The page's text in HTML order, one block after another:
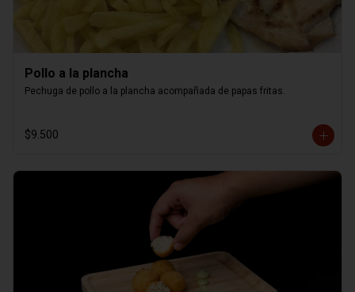
Pollo a la plancha
Pechuga de pollo a la plancha acompañada de papas fritas.
$9.500